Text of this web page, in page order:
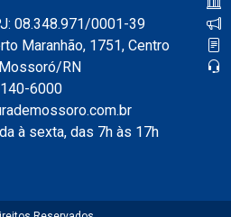
08.348.971/0001-39
Maranhão, 1751, Centro
RN
6000
à sexta, das 7h às 17h